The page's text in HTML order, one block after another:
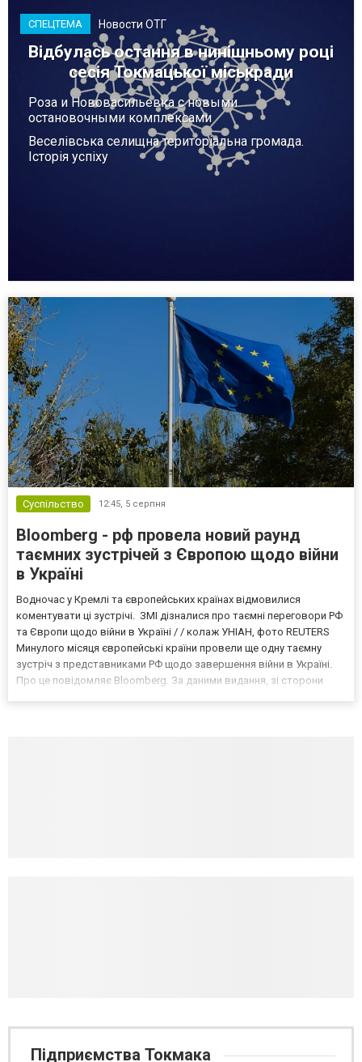
СПЕЦТЕМА Новости ОТГ
Відбулась остання в нинішньому році
сесія Токмацької міськради
Роза и Нововасильевка с новыми
остановочными комплексами
Веселівська селищна територіальна громада.
Історія успіху
Суспільство 12:45, 5 серпня
Bloomberg - рф провела новий раунд
таємних зустрічей з Європою щодо війни
в Україні
Водночас у Кремлі та європейських країнах відмовилися
коментувати ці зустрічі. ЗМІ дізналися про таємні переговори РФ
та Європи щодо війни в Україні / / колаж УНІАН, фото REUTERS
Минулого місяця європейські країни провели ще одну таємну
зустріч з представниками РФ щодо завершення війни в Україні.
Про це повідомляє Bloomberg. За даними видання, зі сторони
Підприємства Токмака